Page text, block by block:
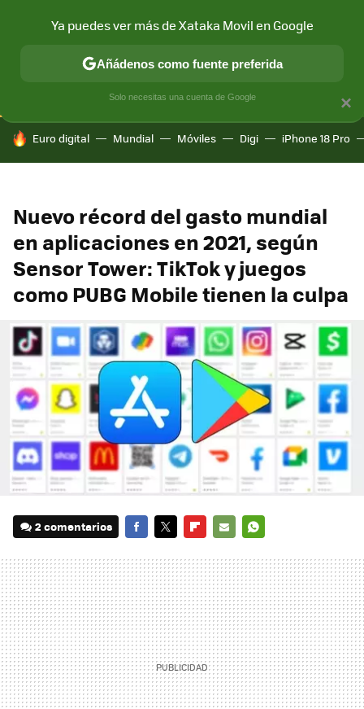
CONECTIVIDAD MÓVIL Y SOCIEDAD APLICACIONES
HOY SE HABLA DE
Euro digital Mundial Móviles Digi iPhone 18 Pro
Nuevo récord del gasto mundial
en aplicaciones en 2021, según
Sensor Tower: TikTok y juegos
como PUBG Mobile tienen la culpa
2 comentarios
MAIL
×
Ya puedes ver más de Xataka Movil en Google
Añádenos como fuente preferida
Solo necesitas una cuenta de Google